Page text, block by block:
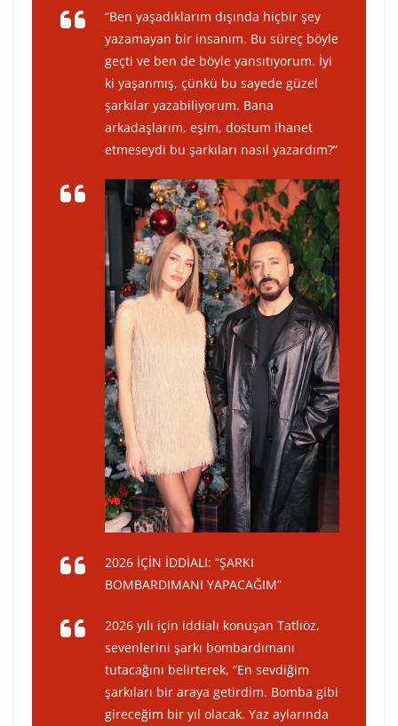
“Ben yaşadıklarım dışında hiçbir şey
yazamayan bir insanım. Bu süreç böyle
geçti ve ben de böyle yansıtıyorum. İyi
ki yaşanmış, çünkü bu sayede güzel
şarkılar yazabiliyorum. Bana
arkadaşlarım, eşim, dostum ihanet
etmeseydi bu şarkıları nasıl yazardım?”
2026 İÇİN İDDİALI: “ŞARKI
BOMBARDIMANI YAPACAĞIM”
2026 yılı için iddialı konuşan Tatlıöz,
sevenlerini şarkı bombardımanı
tutacağını belirterek, “En sevdiğim
şarkıları bir araya getirdim. Bomba gibi
gireceğim bir yıl olacak. Yaz aylarında